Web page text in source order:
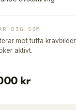
DIG SOM
mot tuffa
aktivt.
kr